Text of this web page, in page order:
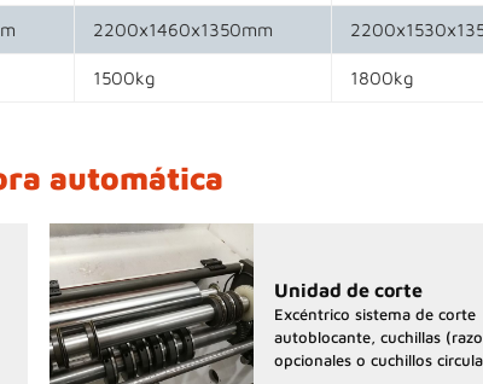
2200x1460x1350mm
1500kg 1800kg
automática
Unidad de corte
Excéntrico sistema de corte
autoblocante, cuchillas
opcionales o cuchillos